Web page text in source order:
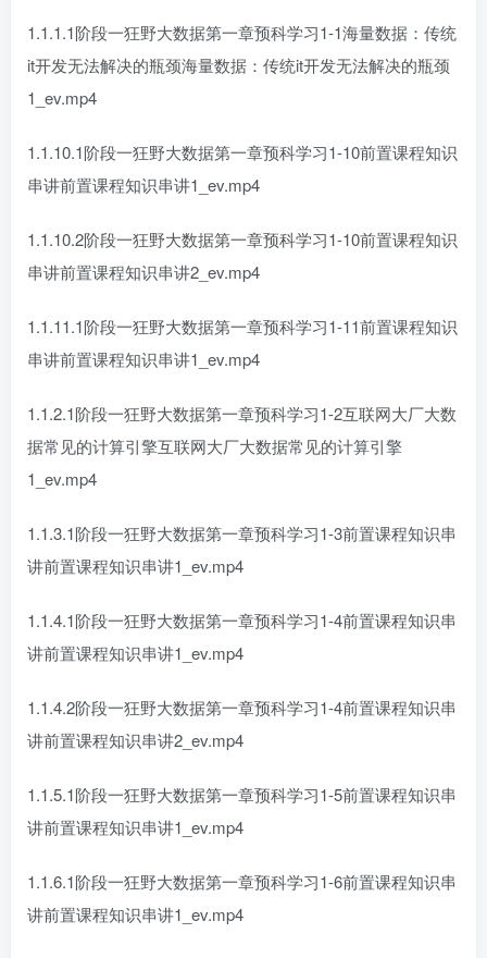
1.1.1.1阶段一狂野大数据第一章预科学习1-1海量数据：传统
it开发无法解决的瓶颈海量数据：传统it开发无法解决的瓶颈
1_ev.mp4
1.1.10.1阶段一狂野大数据第一章预科学习1-10前置课程知识
串讲前置课程知识串讲1_ev.mp4
1.1.10.2阶段一狂野大数据第一章预科学习1-10前置课程知识
串讲前置课程知识串讲2_ev.mp4
1.1.11.1阶段一狂野大数据第一章预科学习1-11前置课程知识
串讲前置课程知识串讲1_ev.mp4
1.1.2.1阶段一狂野大数据第一章预科学习1-2互联网大厂大数
据常见的计算引擎互联网大厂大数据常见的计算引擎
1_ev.mp4
1.1.3.1阶段一狂野大数据第一章预科学习1-3前置课程知识串
讲前置课程知识串讲1_ev.mp4
1.1.4.1阶段一狂野大数据第一章预科学习1-4前置课程知识串
讲前置课程知识串讲1_ev.mp4
1.1.4.2阶段一狂野大数据第一章预科学习1-4前置课程知识串
讲前置课程知识串讲2_ev.mp4
1.1.5.1阶段一狂野大数据第一章预科学习1-5前置课程知识串
讲前置课程知识串讲1_ev.mp4
1.1.6.1阶段一狂野大数据第一章预科学习1-6前置课程知识串
讲前置课程知识串讲1_ev.mp4